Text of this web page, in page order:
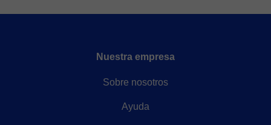
Nuestra empresa
Sobre nosotros
Ayuda